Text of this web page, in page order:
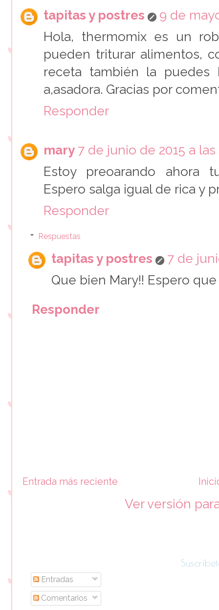
tapitas y postres
9 de
Hola, thermomix es un
pueden triturar alimentos,
receta también la
a,asadora. Gracias por
Responder
mary 7 de junio de 2015 a las
Estoy preoarando ahora
Espero salga igual de rica y
Responder
Respuestas
tapitas y postres
7 de
Que bien Mary!! Espero
Responder
Entrada más reciente
Ver versión
Entradas
Comentarios